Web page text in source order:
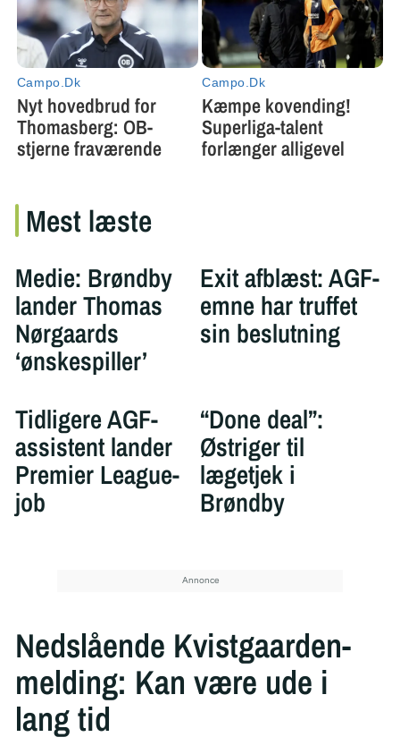
Mest læste
Medie: Brøndby
lander Thomas
Nørgaards
‘ønskespiller’
Exit afblæst: AGF-
emne har truffet
sin beslutning
Tidligere AGF-
assistent lander
Premier League-
job
“Done deal”:
Østriger til
lægetjek i
Brøndby
Nedslående Kvistgaarden-
melding: Kan være ude i
lang tid